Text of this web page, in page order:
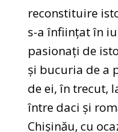
reconstituire
s-a înființat în
pasionați de
și bucuria de a
de ei, în trecut,
între daci și
Chișinău, cu